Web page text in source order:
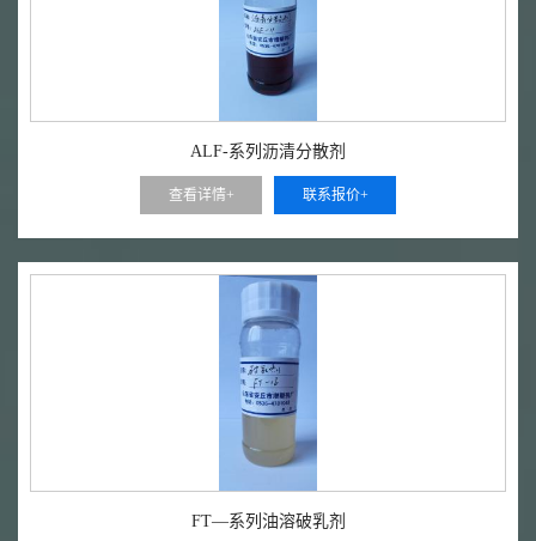
ALF-系列沥清分散剂
查看详情+ 联系报价+
FT—系列油溶破乳剂